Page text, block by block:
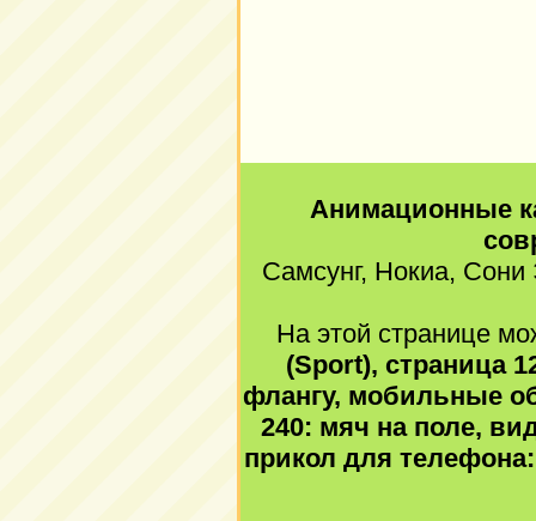
Анимационные
Самсунг, Нокиа,
На этой странице
(Sport), страница
флангу, мобильные
240: мяч на поле,
прикол для